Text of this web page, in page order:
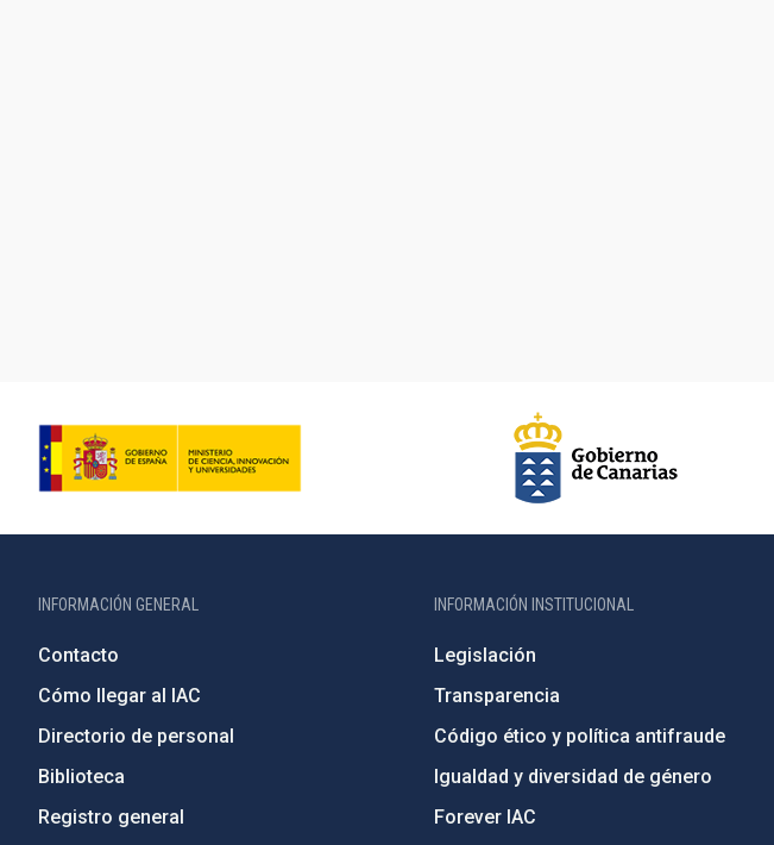
INFORMACIÓN GENERAL
Contacto
Cómo llegar al IAC
Directorio de personal
Biblioteca
Registro general
INFORMACIÓN INSTITUCIONAL
Legislación
Transparencia
Código ético y política antifraude
Igualdad y diversidad de género
Forever IAC